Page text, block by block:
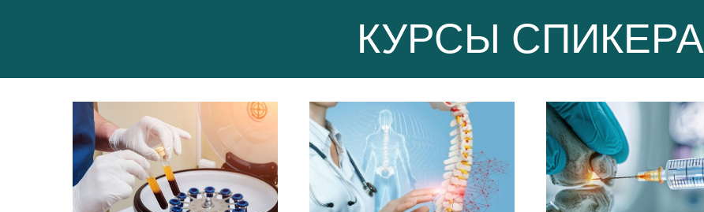
КУРСЫ СПИКЕРА